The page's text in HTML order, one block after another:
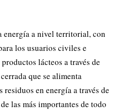
energía a nivel territorial, con
los usuarios civiles e
lácteos a través de
que se alimenta
en energía a través de
las más importantes de todo